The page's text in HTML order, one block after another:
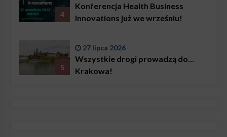
4
Konferencja Health Business
Innovations już we wrześniu!
5
27 lipca 2026
Wszystkie drogi prowadzą do…
Krakowa!